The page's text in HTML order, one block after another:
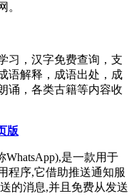
。
习，汉字免费查询，支
语解释，成语出处，成
诵，各类古籍等内容收
版
WhatsApp),是一款用于
程序,它借助推送通知服
的消息,并且免费从发送